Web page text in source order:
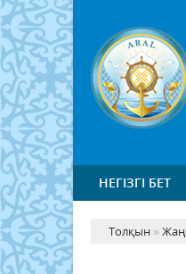
НЕГІЗГІ БЕТ
Толқын »